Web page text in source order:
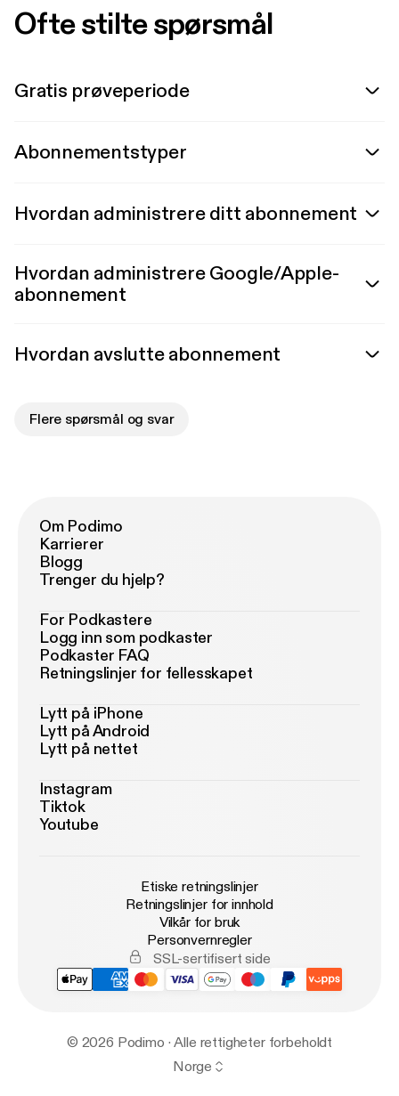
Ofte stilte spørsmål
Gratis prøveperiode
Abonnementstyper
Hvordan administrere ditt abonnement
Hvordan administrere Google/Apple-
abonnement
Hvordan avslutte abonnement
Flere spørsmål og svar
Om Podimo
Karrierer
Blogg
Trenger du hjelp?
For Podkastere
Logg inn som podkaster
Podkaster FAQ
Retningslinjer for fellesskapet
Lytt på iPhone
Lytt på Android
Lytt på nettet
Instagram
Tiktok
Youtube
Etiske retningslinjer
Retningslinjer for innhold
Vilkår for bruk
Personvernregler
SSL-sertifisert side
© 2026 Podimo · Alle rettigheter forbeholdt
Norge